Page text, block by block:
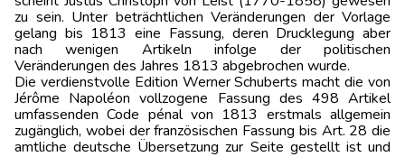
zu sein. Unter beträchtlichen Veränderungen der Vorlage
gelang bis 1813 eine Fassung, deren Drucklegung aber
nach wenigen Artikeln infolge der politischen
Veränderungen des Jahres 1813 abgebrochen wurde.
Die verdienstvolle Edition Werner Schuberts macht die von
Jérôme Napoléon vollzogene Fassung des 498 Artikel
umfassenden Code pénal von 1813 erstmals allgemein
zugänglich, wobei der französischen Fassung bis Art. 28 die
amtliche deutsche Übersetzung zur Seite gestellt ist und